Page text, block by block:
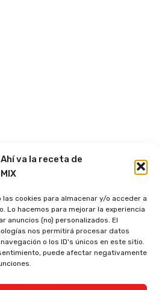
va la receta de
cookies para almacenar y/o acceder a
Lo hacemos para mejorar la experiencia
anuncios (no) personalizados. El
nos permitirá procesar datos
o los ID's únicos en este sitio.
puede afectar negativamente